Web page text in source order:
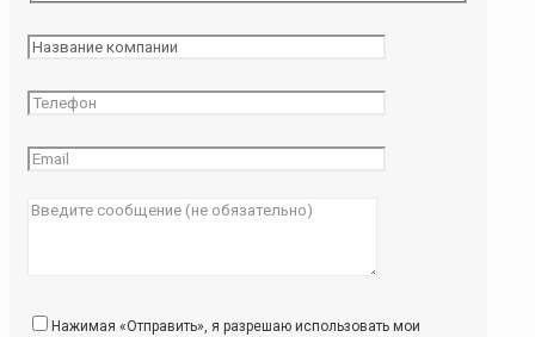
Нажимая «Отправить», я разрешаю использовать мои